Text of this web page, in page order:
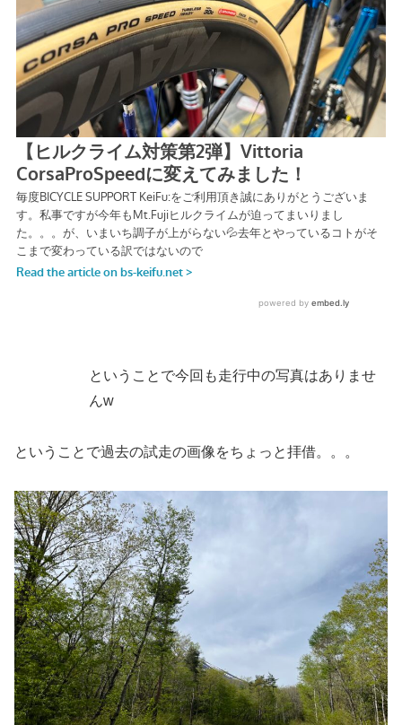
ということで今回も走行中の写真はありませ
んw
ということで過去の試走の画像をちょっと拝借。。。